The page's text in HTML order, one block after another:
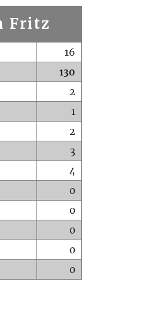
Fritz
16
130
2
1
2
3
4
0
0
0
0
0